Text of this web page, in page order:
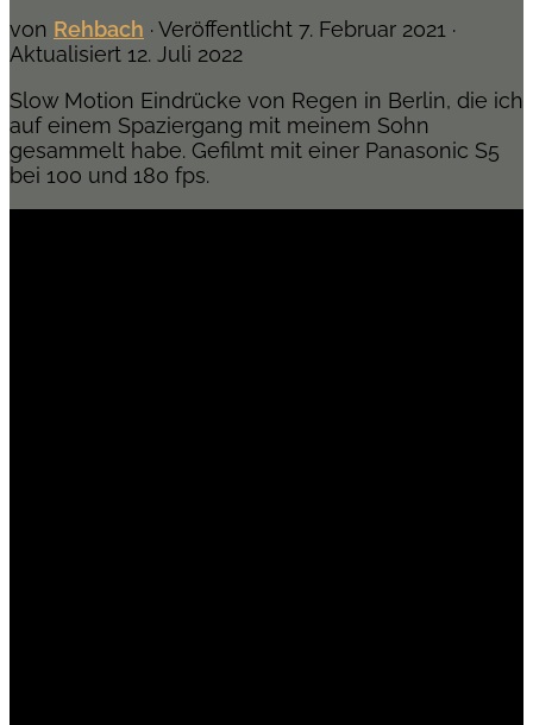
von Rehbach · Veröffentlicht 7. Februar 2021 ·
Aktualisiert 12. Juli 2022
Slow Motion Eindrücke von Regen in Berlin, die ich
auf einem Spaziergang mit meinem Sohn
gesammelt habe. Gefilmt mit einer Panasonic S5
bei 100 und 180 fps.